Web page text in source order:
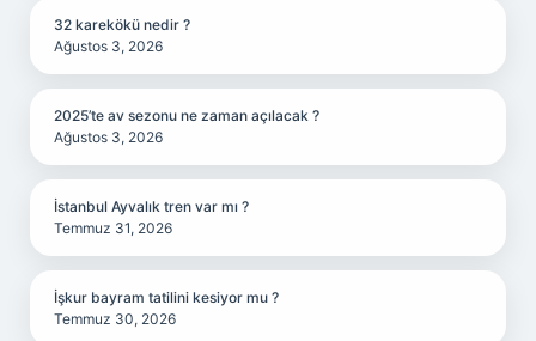
32 karekökü nedir ?
Ağustos 3, 2026
2025’te av sezonu ne zaman açılacak ?
Ağustos 3, 2026
İstanbul Ayvalık tren var mı ?
Temmuz 31, 2026
İşkur bayram tatilini kesiyor mu ?
Temmuz 30, 2026